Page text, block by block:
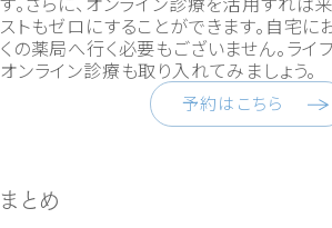
ストもゼロにすることができます。自宅に
くの薬局へ行く必要もございません。ライ
オンライン診療も取り入れてみましょう。
予約はこちら
まとめ